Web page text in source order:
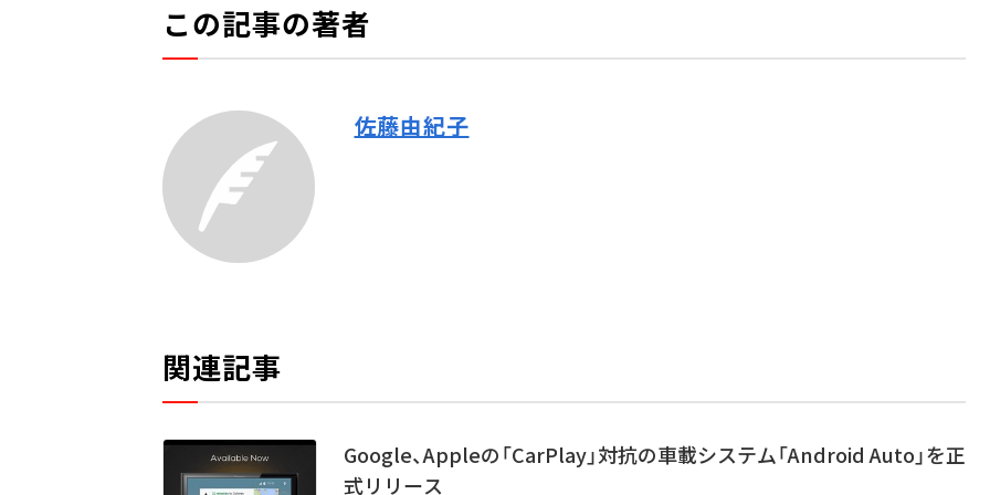
この記事の著者
佐藤由紀子
関連記事
Google、Appleの「CarPlay」対抗の車載システム「Android Auto」を正
式リリース